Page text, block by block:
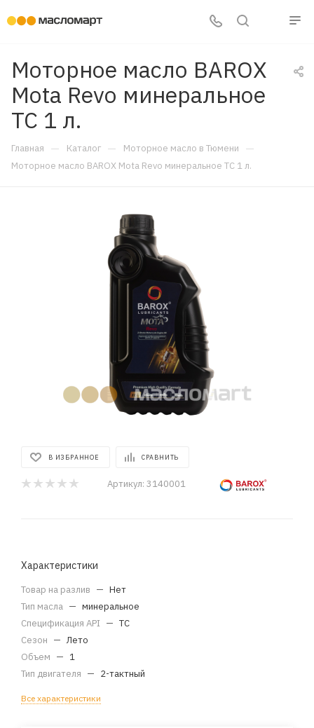
Моторное масло BAROX
Mota Revo минеральное
TC 1 л.
Главная — Каталог — Моторное масло в Тюмени —
Моторное масло BAROX Mota Revo минеральное TC 1 л.
В ИЗБРАННОЕ СРАВНИТЬ
Артикул: 3140001
Характеристики
Товар на разлив — Нет
Тип масла — минеральное
Спецификация API — TC
Сезон — Лето
Объем — 1
Тип двигателя — 2-тактный
Все характеристики